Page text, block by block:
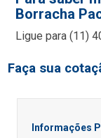
Borracha
Ligue para(11)
Faça sua
Informações